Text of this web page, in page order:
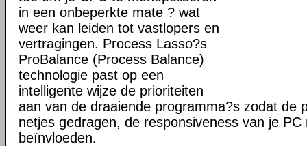
in een onbeperkte mate ? wat
weer kan leiden tot vastlopers en
vertragingen. Process Lasso?s
ProBalance (Process Balance)
technologie past op een
intelligente wijze de prioriteiten
aan van de draaiende programma?s zodat de
netjes gedragen, de responsiveness van je PC
beïnvloeden.